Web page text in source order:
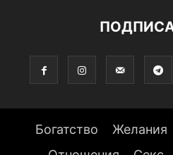
Богатство Желания